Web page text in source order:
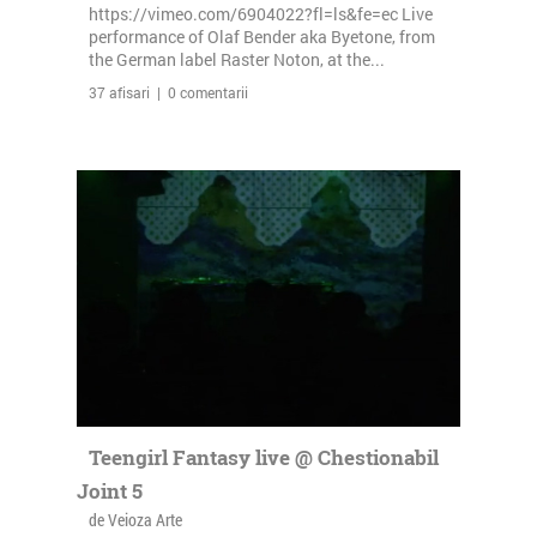
https://vimeo.com/6904022?fl=ls&fe=ec Live
performance of Olaf Bender aka Byetone, from
the German label Raster Noton, at the...
37 afisari | 0 comentarii
Teengirl Fantasy live @ Chestionabil
Joint 5
de Veioza Arte